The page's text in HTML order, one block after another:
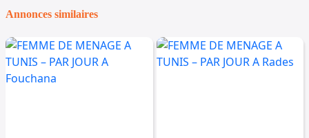
Annonces similaires